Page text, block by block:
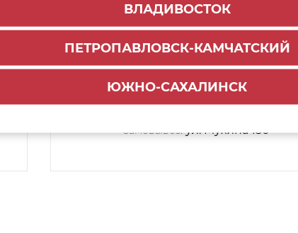
ВЛАДИВОСТОК
ПЕТРОПАВЛОВСК-КАМЧАТСКИЙ
ЮЖНО-САХАЛИНСК
Самовывоз:ул. Мухина 150